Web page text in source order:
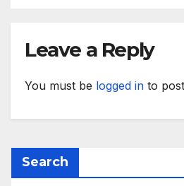
Leave a Reply
You must be logged in to
Search